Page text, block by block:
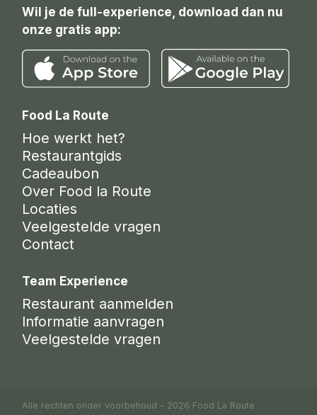
Wil je de full-experience, download dan nu
onze gratis app:
Food La Route
Hoe werkt het?
Restaurantgids
Cadeaubon
Over Food la Route
Locaties
Veelgestelde vragen
Contact
Team Experience
Restaurant aanmelden
Informatie aanvragen
Veelgestelde vragen
Alle rechten onder voorbehoud - 2026 Food La Route